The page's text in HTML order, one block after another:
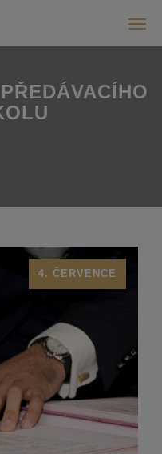
4. ČERVENCE